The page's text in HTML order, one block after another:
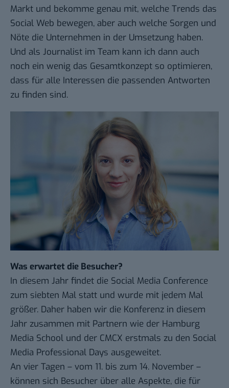
Markt und bekomme genau mit, welche Trends das
Social Web bewegen, aber auch welche Sorgen und
Nöte die Unternehmen in der Umsetzung haben.
Und als Journalist im Team kann ich dann auch
noch ein wenig das Gesamtkonzept so optimieren,
dass für alle Interessen die passenden Antworten
zu finden sind.
Was erwartet die Besucher?
In diesem Jahr findet die Social Media Conference
zum siebten Mal statt und wurde mit jedem Mal
größer. Daher haben wir die Konferenz in diesem
Jahr zusammen mit Partnern wie der Hamburg
Media School und der CMCX erstmals zu den Social
Media Professional Days ausgeweitet.
An vier Tagen – vom 11. bis zum 14. November –
können sich Besucher über alle Aspekte, die für